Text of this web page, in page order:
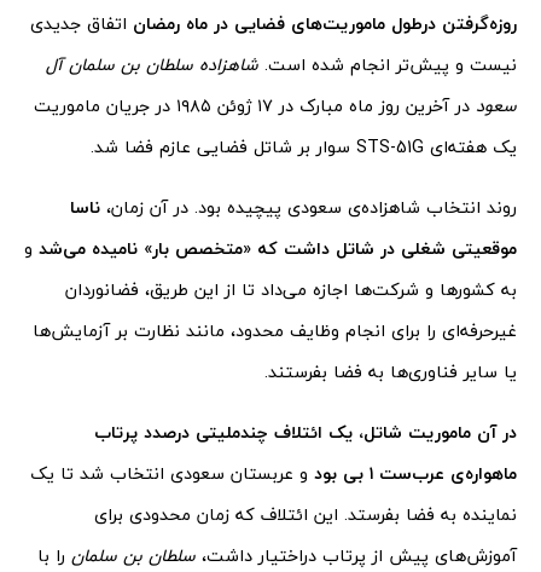
روزه‌گرفتن درطول ماموریت‌های فضایی در ماه رمضان اتفاق جدیدی
نیست و پیش‌تر انجام شده است. شاهزاده سلطان بن سلمان آل
سعود
در آخرین روز ماه مبارک در ۱۷ ژوئن ۱۹۸۵ در جریان ماموریت
یک هفته‌ای STS-51G سوار بر شاتل فضایی عازم فضا شد.
روند انتخاب شاهزاده‌ی سعودی پیچیده بود. در آن زمان، ناسا
موقعیتی شغلی در شاتل داشت که «متخصص بار» نامیده می‌شد و
به کشورها و شرکت‌ها اجازه می‌داد تا از این طریق، فضانوردان
غیرحرفه‌ای را برای انجام وظایف محدود، مانند نظارت بر آزمایش‌ها
یا سایر فناوری‌ها به فضا بفرستند.
در آن ماموریت شاتل، یک ائتلاف چندملیتی درصدد پرتاب
ماهواره‌ی عرب‌ست ۱ بی بود
و عربستان سعودی انتخاب شد تا یک
نماینده به فضا بفرستد. این ائتلاف که زمان محدودی برای
آموزش‌های پیش از پرتاب دراختیار داشت، سلطان بن سلمان را با